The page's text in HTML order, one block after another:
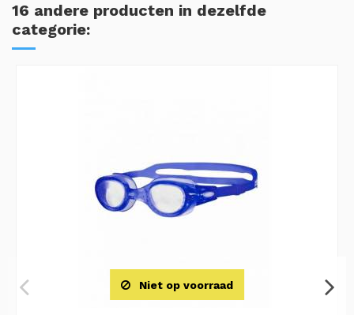
16 andere producten in dezelfde
categorie:
Niet op voorraad